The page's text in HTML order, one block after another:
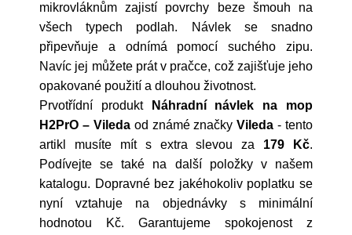
mikrovláknům zajistí povrchy beze šmouh na
všech typech podlah. Návlek se snadno
připevňuje a odnímá pomocí suchého zipu.
Navíc jej můžete prát v pračce, což zajišťuje jeho
opakované použití a dlouhou životnost.
Prvotřídní produkt
Náhradní návlek na mop
H2PrO – Viledaod známé značkyVileda - tento
artikl musíte mít s extra slevou za 179 Kč.
Podívejte se také na další položky v našem
katalogu. Dopravné bez jakéhokoliv poplatku se
nyní vztahuje na objednávky s minimální
hodnotou Kč. Garantujeme spokojenost z